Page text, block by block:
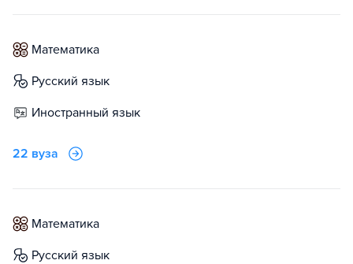
математика
русский язык
иностранный язык
22 вуза
математика
русский язык